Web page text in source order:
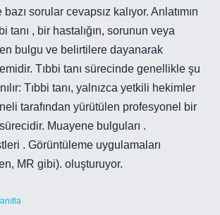
bazı sorular cevapsız kalıyor. Anlatımın
tanı , bir hastalığın, sorunun veya
bulgu ve belirtilere dayanarak
Tıbbi tanı sürecinde genellikle şu
Tıbbi tanı, yalnızca yetkili hekimler
tarafından yürütülen profesyonel bir
Muayene bulguları .
. Görüntüleme uygulamaları
MR gibi). oluşturuyor.